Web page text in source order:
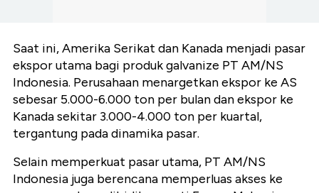
Saat ini, Amerika Serikat dan Kanada menjadi pasar
ekspor utama bagi produk galvanize PT AM/NS
Indonesia. Perusahaan menargetkan ekspor ke AS
sebesar 5.000-6.000 ton per bulan dan ekspor ke
Kanada sekitar 3.000-4.000 ton per kuartal,
tergantung pada dinamika pasar.
Selain memperkuat pasar utama, PT AM/NS
Indonesia juga berencana memperluas akses ke